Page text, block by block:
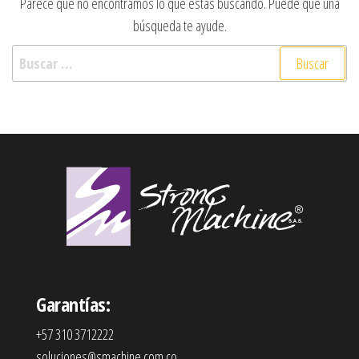
búsqueda te ayude.
Garantías:
+57 310 3712222